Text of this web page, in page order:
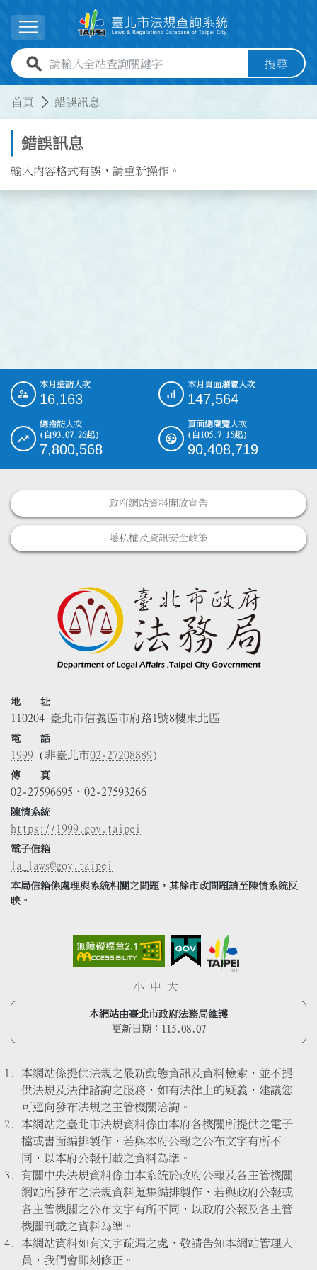
展開選單
全站查詢關鍵字欄位 搜尋
首頁 錯誤訊息
錯誤訊息
輸入內容格式有誤，請重新操作。
::: 本月造訪人次
16,163
本月頁面瀏覽人次
147,564
總造訪人次
(自93.07.26起)
7,800,568
頁面總瀏覽人次
(自105.7.15起)
90,408,719
政府網站資料開放宣告
隱私權及資訊安全政策
地 址
110204 臺北市信義區市府路1號8樓東北區
電 話
1999 (非臺北市02-27208889)
傳 真
02-27596695、02-27593266
陳情系統
https://1999.gov.taipei
電子信箱
la_laws@gov.taipei
本局信箱係處理與系統相關之問題，其餘市政問題請至陳情系統反
映。
小 中 大
本網站由臺北市政府法務局維護
更新日期： 115.08.07
本網站係提供法規之最新動態資訊及資料檢索，並不提
供法規及法律諮詢之服務，如有法律上的疑義，建議您
可逕向發布法規之主管機關洽詢。
本網站之臺北市法規資料係由本府各機關所提供之電子
檔或書面編排製作，若與本府公報之公布文字有所不
同，以本府公報刊載之資料為準。
有關中央法規資料係由本系統於政府公報及各主管機關
網站所發布之法規資料蒐集編排製作，若與政府公報或
各主管機關之公布文字有所不同，以政府公報及各主管
機關刊載之資料為準。
本網站資料如有文字疏漏之處，敬請告知本網站管理人
員，我們會即刻修正。